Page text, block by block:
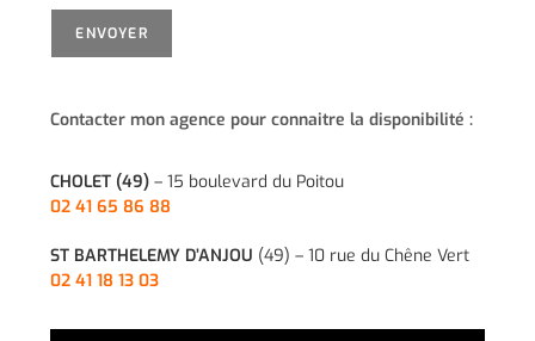
Contacter mon agence pour connaitre la disponibilité :
CHOLET (49) – 15 boulevard du Poitou
02 41 65 86 88
ST BARTHELEMY D’ANJOU (49) – 10 rue du Chêne Vert
02 41 18 13 03